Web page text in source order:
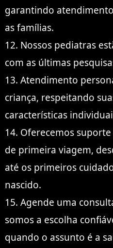
garantindo
as famílias.
12. Nossos pediatras
com as últimas
13. Atendimento
criança, respeitando
características
14. Oferecemos
de primeira viagem,
até os primeiros
nascido.
15. Agende uma
somos a escolha
quando o assunto é a